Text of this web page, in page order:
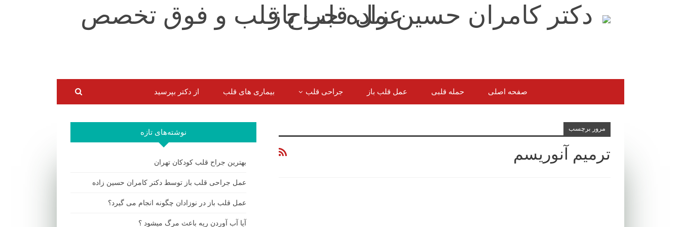
صفحه اصلی حمله قلبی عمل قلب باز جراحی قلب بیماری های قلب از دکتر بپرسید
مرور برچسب
ترمیم آنوریسم
نوشته‌های تازه
بهترین جراح قلب کودکان تهران
عمل جراحی قلب باز توسط دکتر کامران حسین زاده
عمل قلب باز در نوزادان چگونه انجام می گیرد؟
آیا آب آوردن ریه باعث مرگ میشود ؟